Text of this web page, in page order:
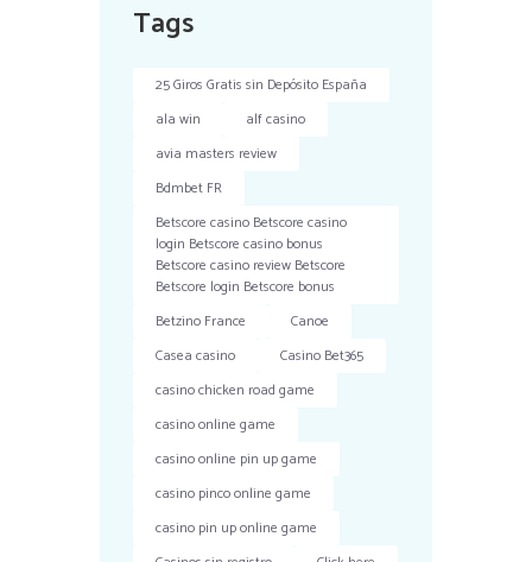
Tags
25 Giros Gratis sin Depósito España
ala win
alf casino
avia masters review
Bdmbet FR
Betscore casino Betscore casino
login Betscore casino bonus
Betscore casino review Betscore
Betscore login Betscore bonus
Betzino France
Canoe
Casea casino
Casino Bet365
casino chicken road game
casino online game
casino online pin up game
casino pinco online game
casino pin up online game